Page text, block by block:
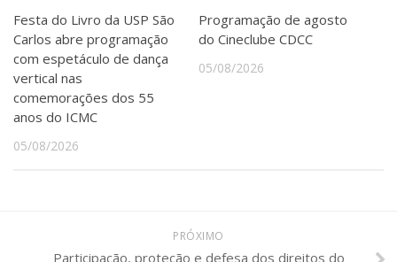
Festa do Livro da USP São
Carlos abre programação
com espetáculo de dança
vertical nas
comemorações dos 55
anos do ICMC
05/08/2026
Programação de agosto
do Cineclube CDCC
05/08/2026
PRÓXIMO
Participação, proteção e defesa dos direitos do